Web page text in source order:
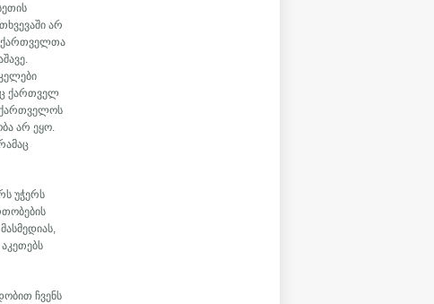
არ
ქართველთა
ქართველ
არ ეყო.
უჭერს
ჩვენს